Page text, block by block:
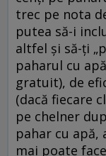
trec pe nota
putea să-i
altfel şi să-ţi
paharul cu
gratuit), de
(dacă fiecare
pe chelner
pahar cu apă,
mai poate